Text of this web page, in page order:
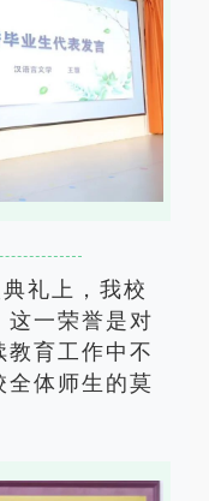
礼上，我校
这一荣誉是对
教育工作中不
全体师生的莫